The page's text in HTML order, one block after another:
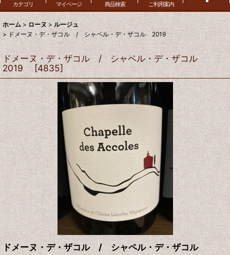
カテゴリ マイページ 商品検索 ご利用案内
ホーム > ローヌ > ルージュ
> ドメーヌ・デ・ザコル / シャペル・デ・ザコル 2019
ドメーヌ・デ・ザコル / シャペル・デ・ザコル
2019 [4835]
ドメーヌ・デ・ザコル / シャペル・デ・ザコル